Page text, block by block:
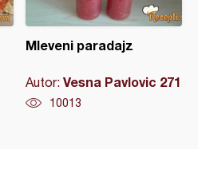
Mleveni paradajz
Autor: Vesna Pavlovic 271
10013